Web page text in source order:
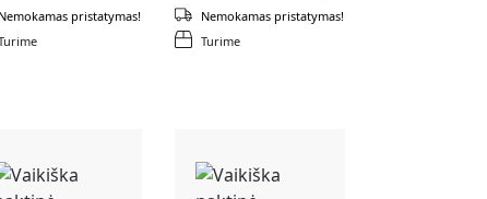
Nemokamas pristatymas!
Turime
Nemokamas pristatymas!